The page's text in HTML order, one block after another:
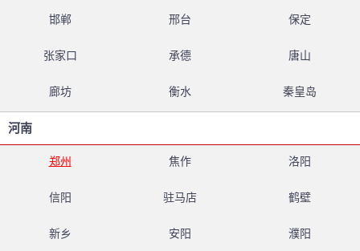
邯郸 邢台 保定
张家口 承德 唐山
廊坊 衡水 秦皇岛
河南
郑州 焦作 洛阳
信阳 驻马店 鹤壁
新乡 安阳 濮阳